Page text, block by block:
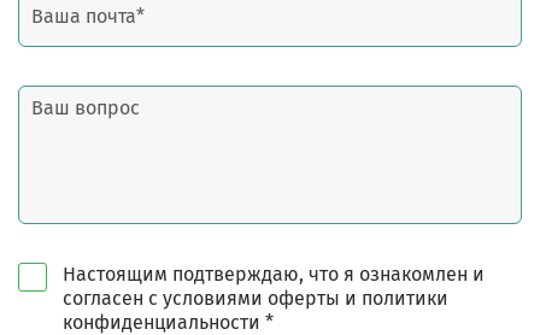
Настоящим подтверждаю, что я ознакомлен и
согласен с условиями оферты и политики
конфиденциальности *